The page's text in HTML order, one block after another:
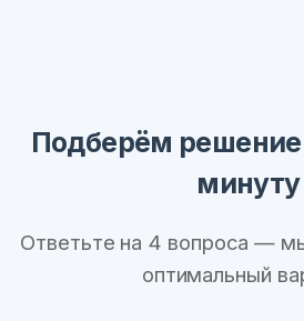
Подберём решение
минуту
Ответьте на 4 вопроса —
оптимальный